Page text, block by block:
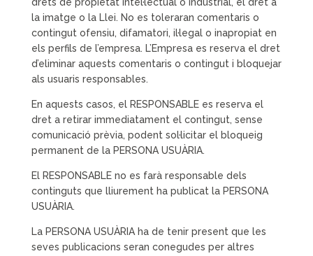
la imatge o la Llei. No es toleraran comentaris o
contingut ofensiu, difamatori, il·legal o inapropiat en
els perfils de l’empresa. L’Empresa es reserva el dret
d’eliminar aquests comentaris o contingut i bloquejar
als usuaris responsables.
En aquests casos, el RESPONSABLE es reserva el
dret a retirar immediatament el contingut, sense
comunicació prèvia, podent sol·licitar el bloqueig
permanent de la PERSONA USUÀRIA.
El RESPONSABLE no es farà responsable dels
continguts que lliurement ha publicat la PERSONA
USUÀRIA.
La PERSONA USUÀRIA ha de tenir present que les
seves publicacions seran conegudes per altres